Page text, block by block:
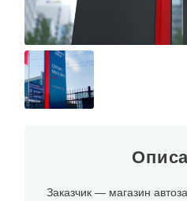
Заказчик — магазин